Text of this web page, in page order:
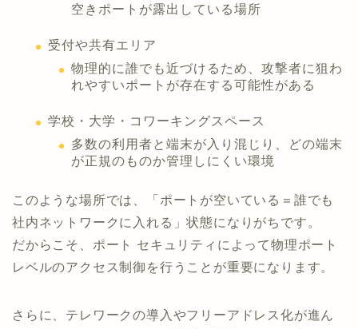
空きポートが露出している場所
受付や共有エリア
物理的に誰でも近づけるため、攻撃者に狙わ
れやすいポートが存在する可能性がある
学校・大学・コワーキングスペース
多数の利用者と端末が入り混じり、どの端末
が正規のものか管理しにくい環境
このような場所では、「ポートが空いている＝誰でも
社内ネットワークに入れる」状態になりがちです。
だからこそ、ポート セキュリティによって物理ポート
レベルのアクセス制御を行うことが重要になります。
さらに、テレワークの導入やフリーアドレス化が進ん